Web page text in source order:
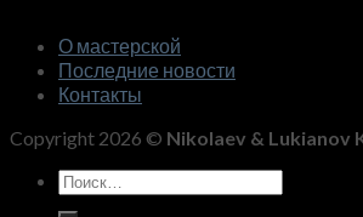
О мастерской
Последние новости
Контакты
Copyright 2026 © Nikolaev & Lukianov
Искать: